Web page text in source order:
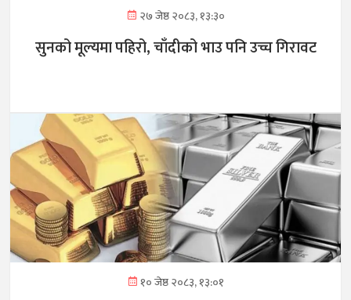
२७ जेष्ठ २०८३, १३:३०
सुनको मूल्यमा पहिरो, चाँदीको भाउ पनि उच्च गिरावट
१० जेष्ठ २०८३, १३:०१